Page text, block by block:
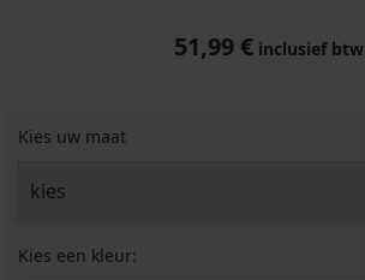
51,99 € inclusief btw
Kies uw maat
Kies een kleur: